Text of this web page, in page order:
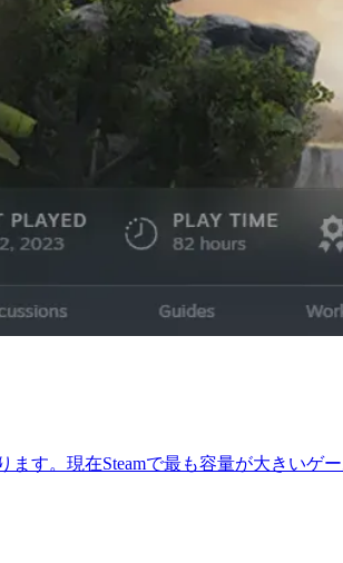
す。現在Steamで最も容量が大きいゲ